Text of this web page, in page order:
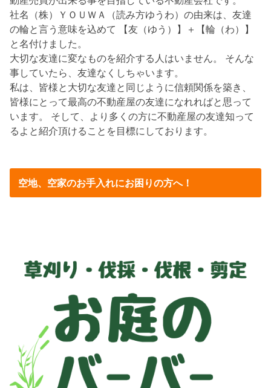
社名（株）ＹＯＵＷＡ（読み方ゆうわ）の由来は、友達
の輪と言う意味を込めて 【友（ゆう）】＋【輪（わ）】
と名付けました。
大切な友達に変なものを紹介する人はいません。 そんな
事していたら、友達なくしちゃいます。
私は、皆様と大切な友達と同じように信頼関係を築き、
皆様にとって最高の不動産屋の友達になれればと思って
います。 そして、より多くの方に不動産屋の友達知って
るよと紹介頂けることを目標にしております。
空地、空家のお手入れにお困りの方へ！